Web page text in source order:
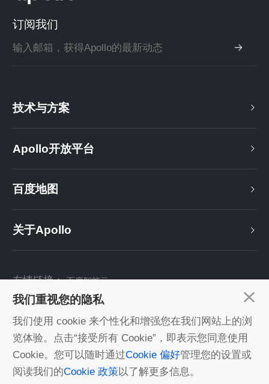
我们重视您的隐私
我们使用 cookie 来个性化和增强您在我们网站上的浏
览体验。点击“接受所有 Cookie”，即表示您同意使用
Cookie。您可以随时通过Cookie 偏好管理您的设置或
阅读我们的Cookie 政策 以了解更多信息。
订阅我们
技术与方案
Apollo开放平台
百度地图
关于Apollo
友情链接：百度智能云
关注我们：
©2022 Baidu丨由百度智能云 提供计算服务丨
京ICP证030173号
数据开放与分享倡议
相关政策法规 免责声明